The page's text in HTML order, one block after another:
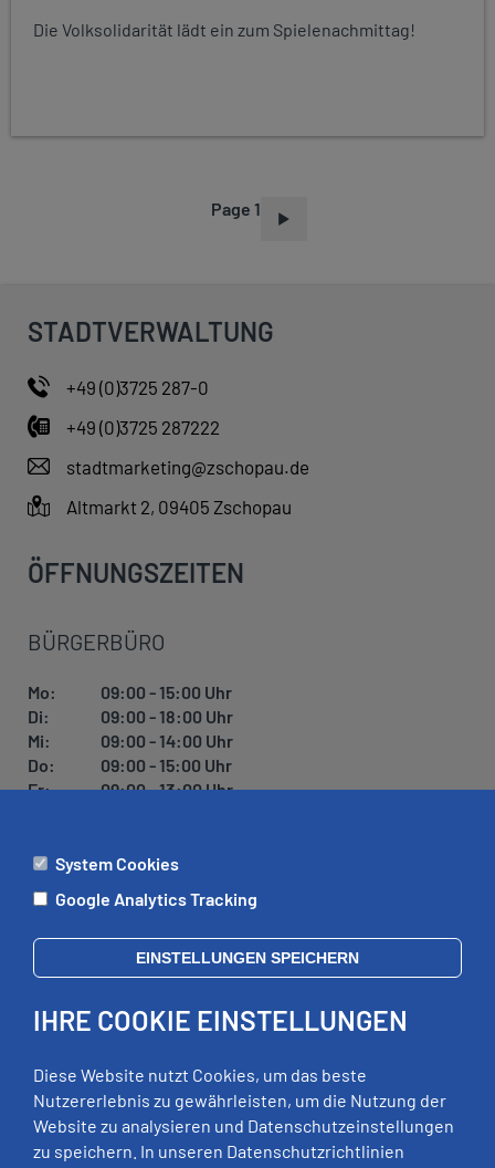
Die Volksolidarität lädt ein zum Spielenachmittag!
Page 1
STADTVERWALTUNG
+49 (0)3725 287-0
+49 (0)3725 287222
stadtmarketing@zschopau.de
Altmarkt 2, 09405 Zschopau
ÖFFNUNGSZEITEN
BÜRGERBÜRO
Mo:
09:00 - 15:00 Uhr
Di:
09:00 - 18:00 Uhr
Mi:
09:00 - 14:00 Uhr
Do:
09:00 - 15:00 Uhr
Fr:
09:00 - 13:00 Uhr
ÄMTER
Di:
09:00 - 12:00 Uhr, 13:00 - 18:00 Uhr
Mi:
geschlossen
Fr:
09:00 - 12:00 Uhr
RECHTLICHES
System Cookies
Google Analytics Tracking
EINSTELLUNGEN SPEICHERN
IHRE COOKIE EINSTELLUNGEN
Diese Website nutzt Cookies, um das beste
Nutzererlebnis zu gewährleisten, um die Nutzung der
Website zu analysieren und Datenschutzeinstellungen
zu speichern. In unseren Datenschutzrichtlinien